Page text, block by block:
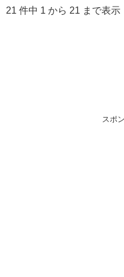
21 件中 1 から 21 まで表示
スポ